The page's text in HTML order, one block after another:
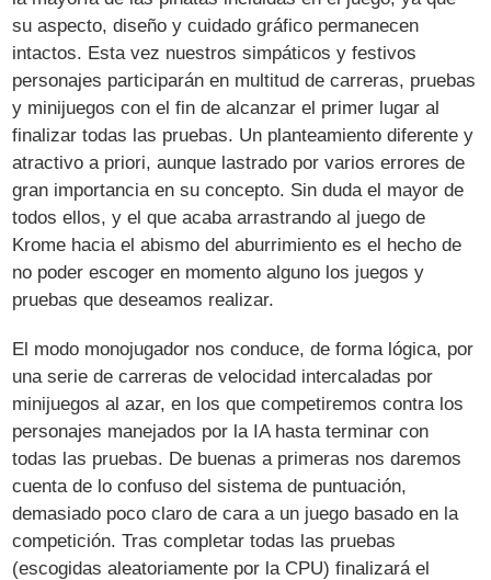
su aspecto, diseño y cuidado gráfico permanecen
intactos. Esta vez nuestros simpáticos y festivos
personajes participarán en multitud de carreras, pruebas
y minijuegos con el fin de alcanzar el primer lugar al
finalizar todas las pruebas. Un planteamiento diferente y
atractivo a priori, aunque lastrado por varios errores de
gran importancia en su concepto. Sin duda el mayor de
todos ellos, y el que acaba arrastrando al juego de
Krome hacia el abismo del aburrimiento es el hecho de
no poder escoger en momento alguno los juegos y
pruebas que deseamos realizar.
El modo monojugador nos conduce, de forma lógica, por
una serie de carreras de velocidad intercaladas por
minijuegos al azar, en los que competiremos contra los
personajes manejados por la IA hasta terminar con
todas las pruebas. De buenas a primeras nos daremos
cuenta de lo confuso del sistema de puntuación,
demasiado poco claro de cara a un juego basado en la
competición. Tras completar todas las pruebas
(escogidas aleatoriamente por la CPU) finalizará el